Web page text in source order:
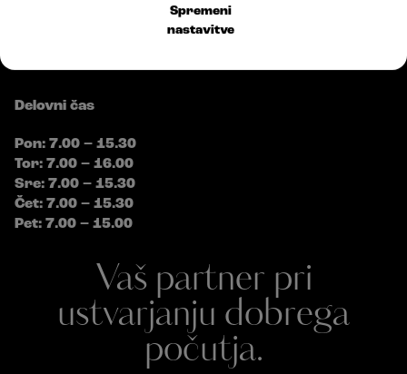
Delovni čas
Pon: 7.00 – 15.30
Tor: 7.00 – 16.00
Sre: 7.00 – 15.30
Čet: 7.00 – 15.30
Pet: 7.00 – 15.00
Vaš partner pri
ustvarjanju dobrega
počutja.
Spremeni
nastavitve